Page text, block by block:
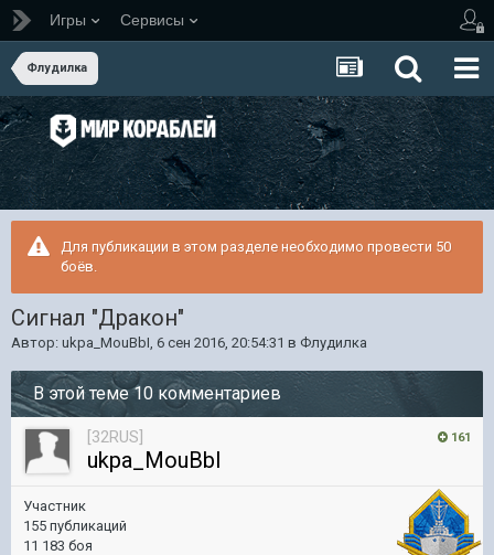
Игры Сервисы
Флудилка
Для публикации в этом разделе необходимо провести 50
боёв.
Сигнал "Дракон"
Автор: ukpa_MouBbI, 6 сен 2016, 20:54:31 в Флудилка
В этой теме 10 комментариев
161
[32RUS]
ukpa_MouBbI
Участник
155 публикаций
11 183 боя